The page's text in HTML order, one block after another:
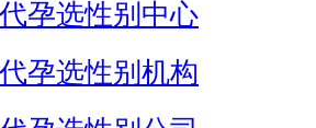
孕选性别中心
孕选性别机构